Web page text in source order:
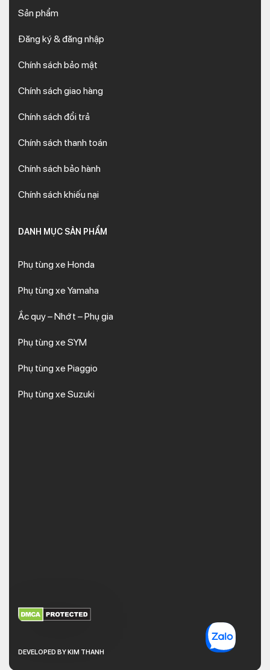
Sản phẩm
Đăng ký & đăng nhập
Chính sách bảo mật
Chính sách giao hàng
Chính sách đổi trả
Chính sách thanh toán
Chính sách bảo hành
Chính sách khiếu nại
DANH MỤC SẢN PHẨM
Phụ tùng xe Honda
Phụ tùng xe Yamaha
Ắc quy – Nhớt – Phụ gia
Phụ tùng xe SYM
Phụ tùng xe Piaggio
Phụ tùng xe Suzuki
DEVELOPED BY KIM THANH
XEM THÊM